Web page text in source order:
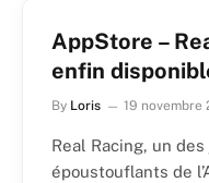
AppStore –
enfin
By Loris 19 novembre
Real Racing, un
époustouflants de